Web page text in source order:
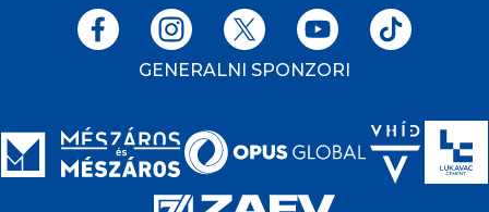
GENERALNI SPONZORI